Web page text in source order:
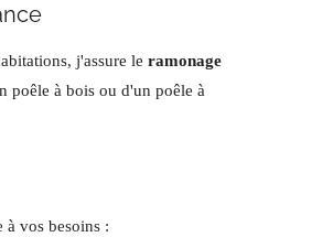
j'assure le ramonage
poêle à bois ou d'un poêle à
vos besoins :